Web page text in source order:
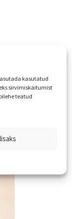
kasutatud
sirvimiskäitumist
teatud